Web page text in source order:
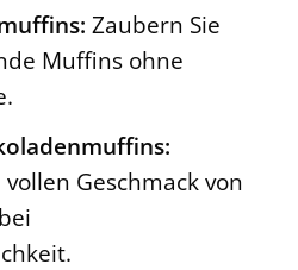
Zaubern Sie
Muffins ohne
Geschmack von